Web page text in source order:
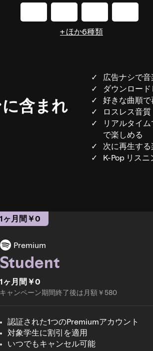
+ ほか6種類
含まれ
広告ナシで
ダウンロー
好きな曲順で
ロスレス音質
リアルタイ
で楽しめる
次に再生す
K-Pop リス
1ヶ月間￥0
Premium
Student
1ヶ月間￥0
キャンペーン期間終了後は月額￥580
認証された1つのPremiumアカウント
対象学生に割引を適用
いつでもキャンセル可能